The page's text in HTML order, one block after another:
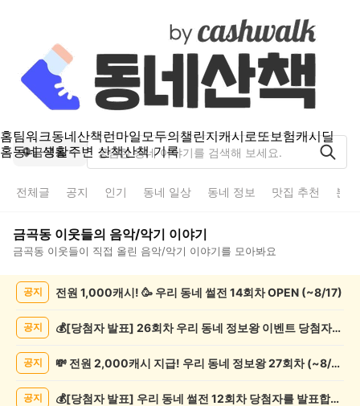
홈팀워크동네산책런마일모두의챌린지캐시로또보험캐시딜
홈동네 생활주변 산책산책 기록
금곡동
전체글 공지 인기 동네 일상 동네 정보 맛집 추천 분
금곡동 이웃들의 음악/악기 이야기
금곡동 이웃들이 직접 올린 음악/악기 이야기를 모아봐요
공지 전원 1,000캐시! 🥳 우리 동네 썰전 14회차 OPEN (~8/17)
공지 💰[당첨자 발표] 26회차 우리 동네 정보왕 이벤트 당첨자를 발표합니다!
공지 💸 전원 2,000캐시 지급! 우리 동네 정보왕 27회차 (~8/10)
공지 💰[당첨자 발표] 우리 동네 썰전 12회차 당첨자를 발표합니다!